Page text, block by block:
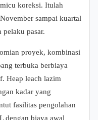
koreksi. Itulah
sampai kuartal
pelaku pasar.
proyek, kombinasi
terbuka berbiaya
Heap leach lazim
kadar yang
fasilitas pengolahan
dengan biaya awal